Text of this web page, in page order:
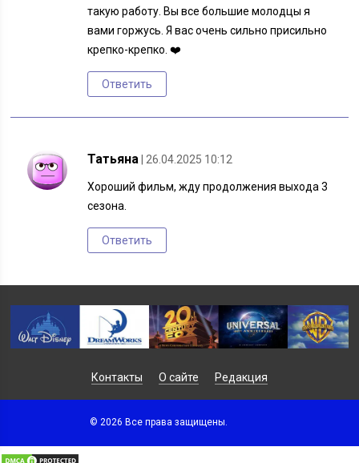
такую работу. Вы все большие молодцы я
вами горжусь. Я вас очень сильно присильно
крепко-крепко. ❤️
Ответить
Татьяна | 26.04.2025 10:12
Хороший фильм, жду продолжения выхода 3
сезона.
Ответить
Контакты О сайте Редакция
© 2026 Все права защищены.